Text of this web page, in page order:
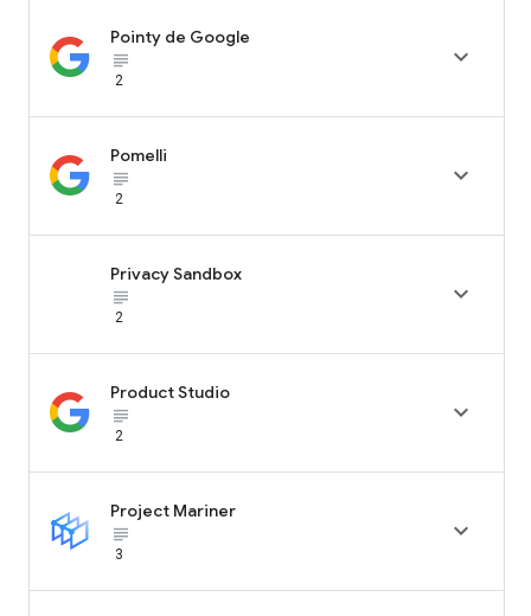
Pointy de Google
subject_black
2

Pomelli
subject_black
2

Privacy Sandbox
subject_black
2

Product Studio
subject_black
2

Project Mariner
subject_black
3
